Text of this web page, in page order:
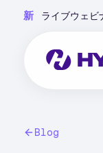
新 ライブウェビ
Blog